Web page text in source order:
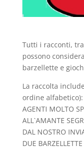
Tutti i racconti,
possono
barzellette e
La raccolta
ordine alfabetico):
AGENTI MOLTO
ALL`AMANTE
DAL NOSTRO
DUE